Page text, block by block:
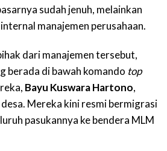
sudah jenuh, melainkan
manajemen perusahaan.
dari manajemen tersebut,
berada di bawah komando top
Bayu KuswaraHartono,
Mereka kini resmi bermigrasi
pasukannya ke bendera MLM